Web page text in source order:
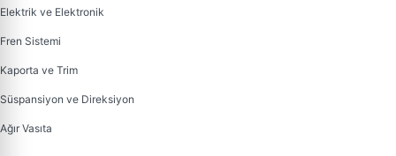
Elektrik ve Elektronik
Fren Sistemi
Kaporta ve Trim
Süspansiyon ve Direksiyon
Ağır Vasıta